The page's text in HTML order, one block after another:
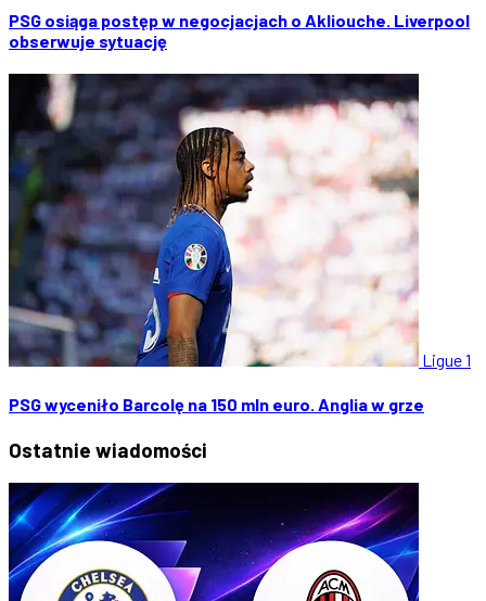
PSG osiąga postęp w negocjacjach o Akliouche. Liverpool
obserwuje sytuację
Ligue 1
PSG wyceniło Barcolę na 150 mln euro. Anglia w grze
Ostatnie wiadomości